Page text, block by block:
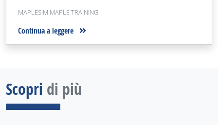
MAPLESIM MAPLE TRAINING
Continua a leggere
Scopri di più